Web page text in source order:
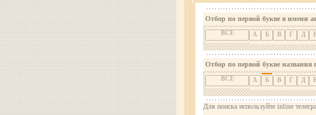
Отбор по первой букве в имени
ВСЕ А Б В Г Д
Отбор по первой букве названия
ВСЕ А Б В Г Д
Для поиска используйте inline